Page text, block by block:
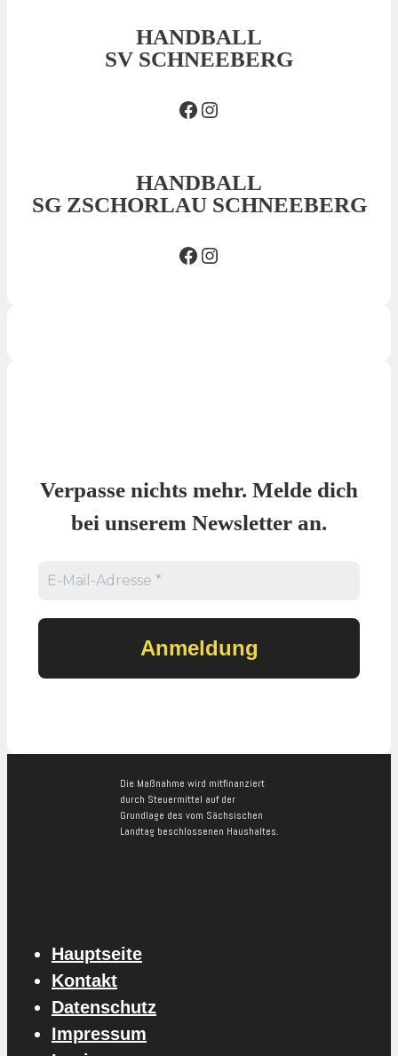
HANDBALL
SV SCHNEEBERG
Facebook SVSInsta SVS
HANDBALL
SG ZSCHORLAU SCHNEEBERG
Facebook SGInsta SG
Verpasse nichts mehr. Melde dich
bei unserem Newsletter an.
Die Maßnahme wird mitfinanziert
durch Steuermittel auf der
Grundlage des vom Sächsischen
Landtag beschlossenen Haushaltes.
Hauptseite
Kontakt
Datenschutz
Impressum